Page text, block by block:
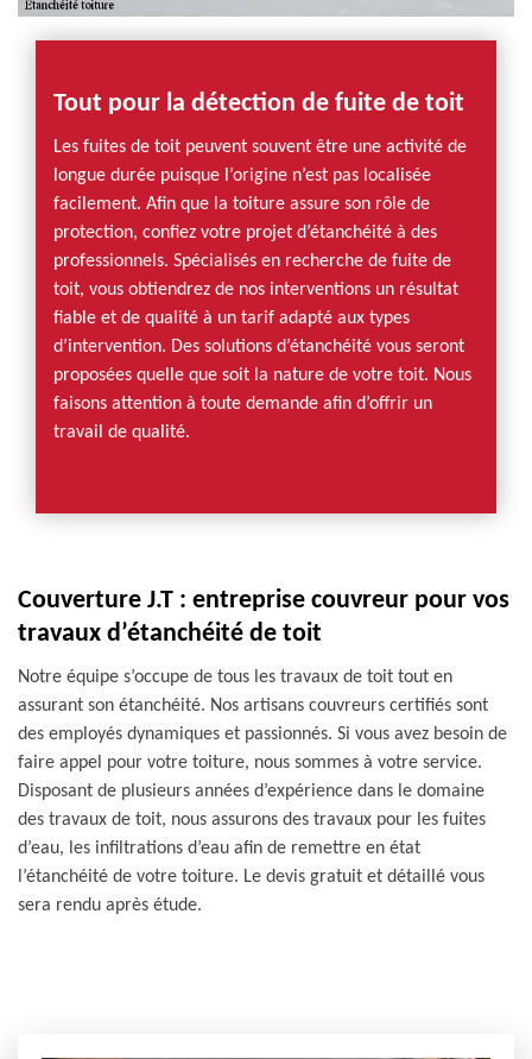
Tout pour la détection de fuite de toit
Les fuites de toit peuvent souvent être une activité de
longue durée puisque l’origine n’est pas localisée
facilement. Afin que la toiture assure son rôle de
protection, confiez votre projet d’étanchéité à des
professionnels. Spécialisés en recherche de fuite de
toit, vous obtiendrez de nos interventions un résultat
fiable et de qualité à un tarif adapté aux types
d’intervention. Des solutions d’étanchéité vous seront
proposées quelle que soit la nature de votre toit. Nous
faisons attention à toute demande afin d’offrir un
travail de qualité.
Couverture J.T : entreprise couvreur pour vos
travaux d’étanchéité de toit
Notre équipe s’occupe de tous les travaux de toit tout en
assurant son étanchéité. Nos artisans couvreurs certifiés sont
des employés dynamiques et passionnés. Si vous avez besoin de
faire appel pour votre toiture, nous sommes à votre service.
Disposant de plusieurs années d’expérience dans le domaine
des travaux de toit, nous assurons des travaux pour les fuites
d’eau, les infiltrations d’eau afin de remettre en état
l’étanchéité de votre toiture. Le devis gratuit et détaillé vous
sera rendu après étude.